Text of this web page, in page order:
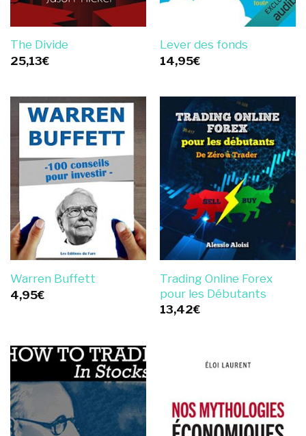
The Divide
25,13€
Lever des fonds
14,95€
Warren Buffett
4,95€
Trading Online Forex
pour les Débutants
13,42€